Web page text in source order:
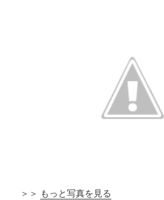
＞＞ もっと写真を見る